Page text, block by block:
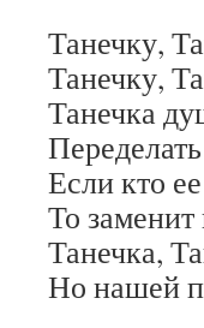
Танечку,
Танечку,
Танечка
Если кто
То
Танечка,
Но нашей